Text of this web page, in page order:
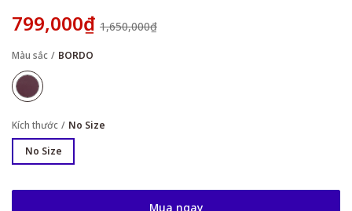
799,000₫ 1,650,000₫
Màu sắc BORDO
Kích thước
No Size
No Size
Mua ngay